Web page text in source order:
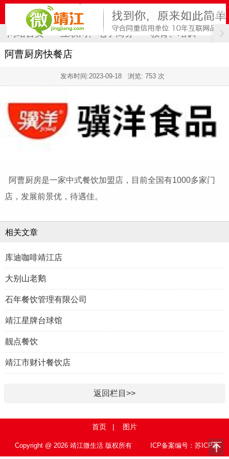
网站首页 互联网、电子商务 教育、培训 计
阿曹厨房快餐店
发布时间:2023-09-18 浏览: 753 次
阿曹厨房是一家中式餐饮加盟店，目前全国有1000多家门
店，发展前景优，待遇佳。
相关文章
库迪咖啡靖江店
大别山老鹅
石年餐饮管理有限公司
靖江星牌台球馆
靓点餐饮
靖江市财计餐饮店
返回栏目>>
首页 | 图片
Copyright @ 2026 靖江微生活 版权所有
ICP备案编号：苏ICP备
15010767号